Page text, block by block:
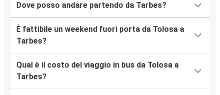
Dove posso andare partendo da Tarbes?
È fattibile un weekend fuori porta da Tolosa a
Tarbes?
Qual è il costo del viaggio in bus da Tolosa a
Tarbes?